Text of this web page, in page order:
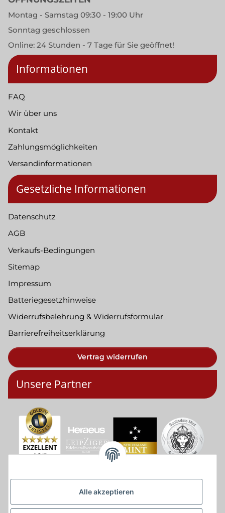
Alle akzeptieren
Montag - Samstag 09:30 - 19:00 Uhr
Sonntag geschlossen
Online: 24 Stunden - 7 Tage für Sie geöffnet!
Informationen
FAQ
Wir über uns
Kontakt
Zahlungsmöglichkeiten
Versandinformationen
Gesetzliche Informationen
Datenschutz
AGB
Verkaufs-Bedingungen
Sitemap
Impressum
Batteriegesetzhinweise
Widerrufsbelehrung & Widerrufsformular
Barrierefreiheitserklärung
Vertrag widerrufen
Unsere Partner